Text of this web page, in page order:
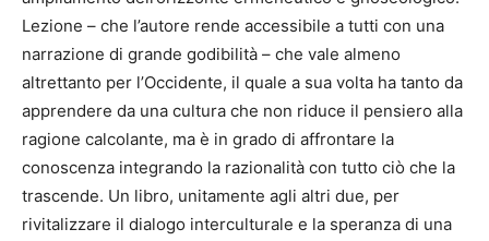
Lezione – che l’autore rende accessibile a tutti con una
narrazione di grande godibilità – che vale almeno
altrettanto per l’Occidente, il quale a sua volta ha tanto da
apprendere da una cultura che non riduce il pensiero alla
ragione calcolante, ma è in grado di affrontare la
conoscenza integrando la razionalità con tutto ciò che la
trascende. Un libro, unitamente agli altri due, per
rivitalizzare il dialogo interculturale e la speranza di una